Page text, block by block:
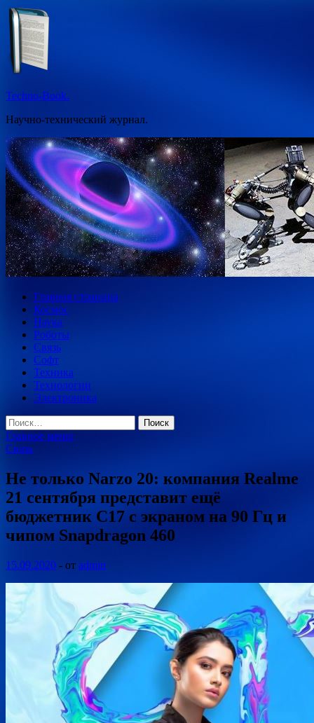
Перейти
к
содержимому
Techno-Book.
Научно-технический журнал.
Главная страница
Космос
Наука
Роботы
Связь
Софт
Техника
Технологии
Электроника
Найти:
Главное меню
Связь
Не только Narzo 20: компания Realme
21 сентября представит ещё
бюджетник C17 с экраном на 90 Гц и
чипом Snapdragon 460
15.09.2020 - от admin